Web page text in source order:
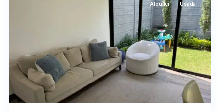
Alquiler Usada